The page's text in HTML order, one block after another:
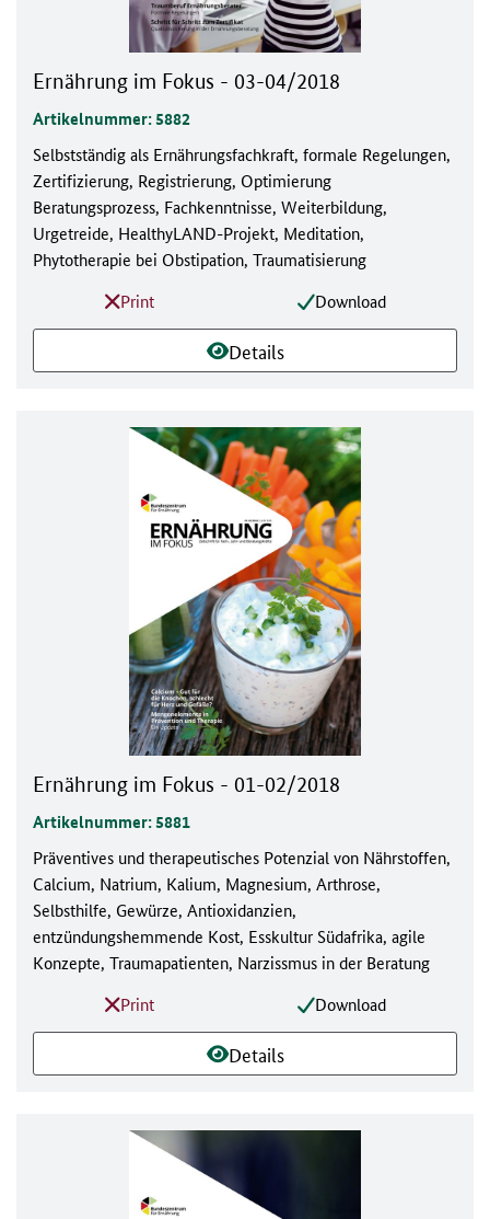
Ernährung im Fokus - 03-04/2018
Artikelnummer: 5882
Selbstständig als Ernährungsfachkraft, formale Regelungen,
Zertifizierung, Registrierung, Optimierung
Beratungsprozess, Fachkenntnisse, Weiterbildung,
Urgetreide, HealthyLAND-Projekt, Meditation,
Phytotherapie bei Obstipation, Traumatisierung
Print
Download
Details
Ernährung im Fokus - 01-02/2018
Artikelnummer: 5881
Präventives und therapeutisches Potenzial von Nährstoffen,
Calcium, Natrium, Kalium, Magnesium, Arthrose,
Selbsthilfe, Gewürze, Antioxidanzien,
entzündungshemmende Kost, Esskultur Südafrika, agile
Konzepte, Traumapatienten, Narzissmus in der Beratung
Print
Download
Details